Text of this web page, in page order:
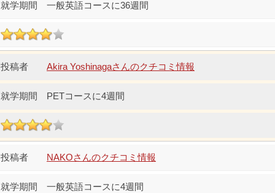
一般英語コースに36週間
Akira Yoshinagaさんのクチコミ情報
PETコースに4週間
NAKOさんのクチコミ情報
一般英語コースに4週間